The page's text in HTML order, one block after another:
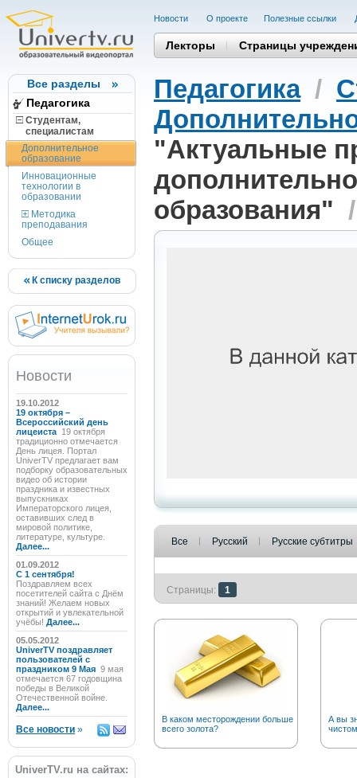
Все разделы
Педагогика
Студентам,
cпециалистам
Дополнительное
образование
Инновационные
технологии в
образовании
Методика
преподавания
Общее
К списку разделов
Новости
19.10.2012
19 октября –
Всероссийский день
лицеиста 19 октября
традиционно отмечается
День лицея. Портал
UniverTV предлагает вам
подборку образовательных
видео об истории
праздника и известных
выпускниках
Императорского лицея,
оставивших след в
мировой политике,
литературе, культуре.
Далее...
01.09.2012
C 1 сентября!
Поздравляем всех
посетителей сайта с Днём
знаний! Желаем новых
открытий и увлекательной
учёбы! Далее...
05.05.2012
UniverTV поздравляет
пользователей с
праздником 9 Мая 9 мая
отмечается 67 годовщина
победы в Великой
Отечественной войне.
Далее...
Все новости »
UniverTV.ru на сайтах:
Новости О проекте Полезные cсылки
Лекторы Страницы
Педагогика/
"Актуальные
образования"
Все Русский Русские субтитры
Страницы: 1
В каком месторождении больше
всего золота?
А вы